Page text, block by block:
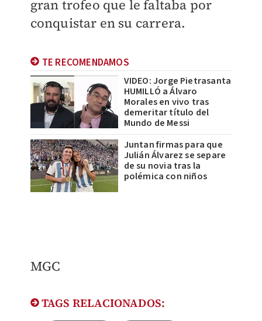
gran trofeo que le faltaba por
conquistar en su carrera.
TE RECOMENDAMOS
VIDEO: Jorge Pietrasanta
HUMILLÓ a Álvaro
Morales en vivo tras
demeritar título del
Mundo de Messi
Juntan firmas para que
Julián Álvarez se separe
de su novia tras la
polémica con niños
MGC
TAGS RELACIONADOS: